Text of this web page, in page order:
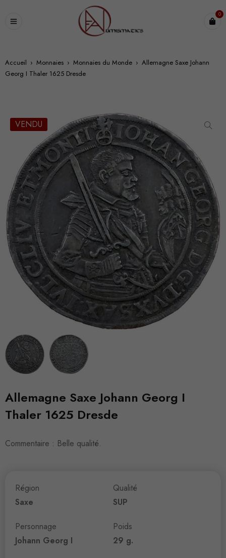
0
Accueil › Monnaies › Monnaies du Monde › Allemagne Saxe Johann
Georg I Thaler 1625 Dresde
VENDU
Allemagne Saxe Johann Georg I
Thaler 1625 Dresde
Commentaire : Belle qualité.
Région
Saxe
Personnage
Johann Georg I
Qualité
SUP
Poids
29 g.